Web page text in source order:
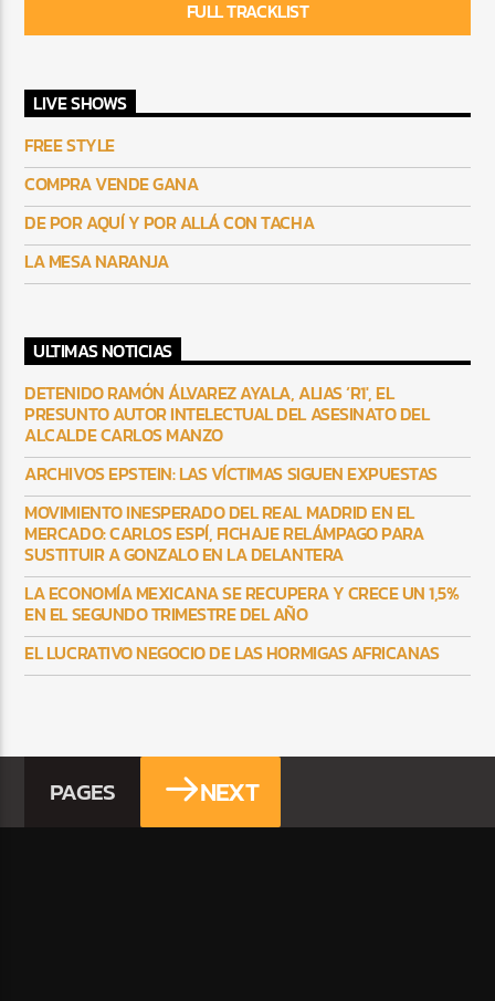
FULL TRACKLIST
LIVE SHOWS
FREE STYLE
COMPRA VENDE GANA
DE POR AQUÍ Y POR ALLÁ CON TACHA
LA MESA NARANJA
ULTIMAS NOTICIAS
DETENIDO RAMÓN ÁLVAREZ AYALA, ALIAS ‘R1′, EL
PRESUNTO AUTOR INTELECTUAL DEL ASESINATO DEL
ALCALDE CARLOS MANZO
ARCHIVOS EPSTEIN: LAS VÍCTIMAS SIGUEN EXPUESTAS
MOVIMIENTO INESPERADO DEL REAL MADRID EN EL
MERCADO: CARLOS ESPÍ, FICHAJE RELÁMPAGO PARA
SUSTITUIR A GONZALO EN LA DELANTERA
LA ECONOMÍA MEXICANA SE RECUPERA Y CRECE UN 1,5%
EN EL SEGUNDO TRIMESTRE DEL AÑO
EL LUCRATIVO NEGOCIO DE LAS HORMIGAS AFRICANAS
PAGES NEXT